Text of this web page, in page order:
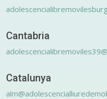
Cantabria
Catalunya